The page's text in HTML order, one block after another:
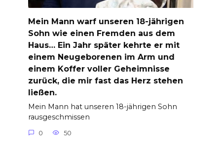
Mein Mann warf unseren 18-jährigen
Sohn wie einen Fremden aus dem
Haus… Ein Jahr später kehrte er mit
einem Neugeborenen im Arm und
einem Koffer voller Geheimnisse
zurück, die mir fast das Herz stehen
ließen.
Mein Mann hat unseren 18-jährigen Sohn
rausgeschmissen
0 50